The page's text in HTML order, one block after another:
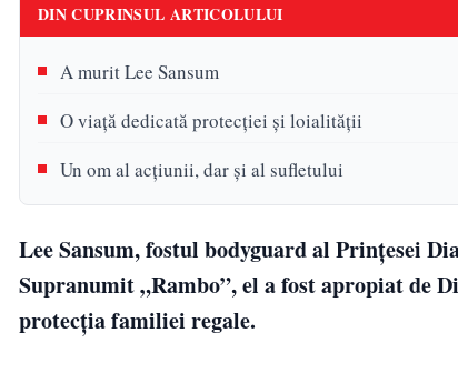
DIN CUPRINSUL ARTICOLULUI
A murit Lee Sansum
O viață dedicată protecției și loialității
Un om al acțiunii, dar și al sufletului
Lee Sansum, fostul bodyguard al Prințesei
Supranumit „Rambo”, el a fost apropiat de
protecția familiei regale.